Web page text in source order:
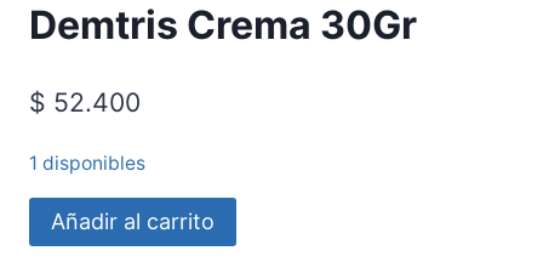
Demtris Crema 30Gr
$ 52.400
1 disponibles
Añadir al carrito